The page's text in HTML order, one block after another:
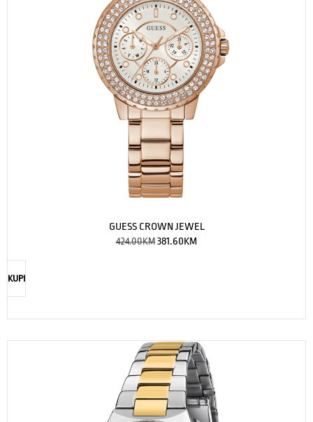
GUESS CROWN JEWEL
424.00KM381.60KM
KUPI